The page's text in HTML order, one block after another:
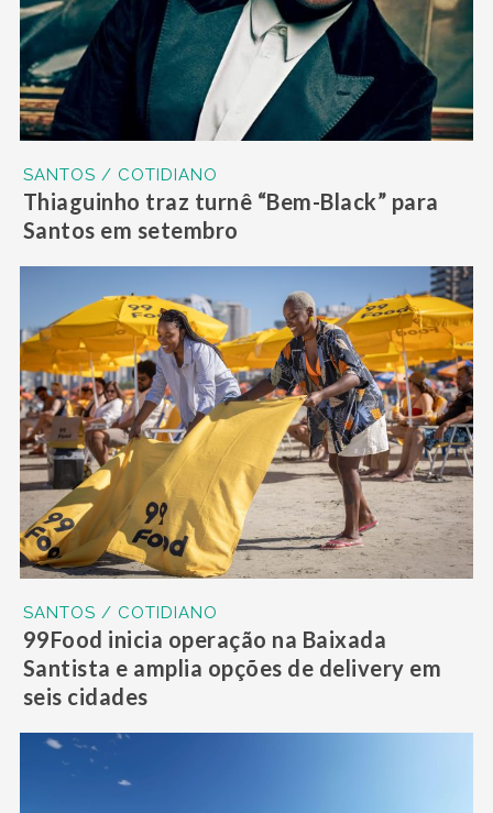
SANTOS / COTIDIANO
Thiaguinho traz turnê “Bem-Black” para
Santos em setembro
SANTOS / COTIDIANO
99Food inicia operação na Baixada
Santista e amplia opções de delivery em
seis cidades